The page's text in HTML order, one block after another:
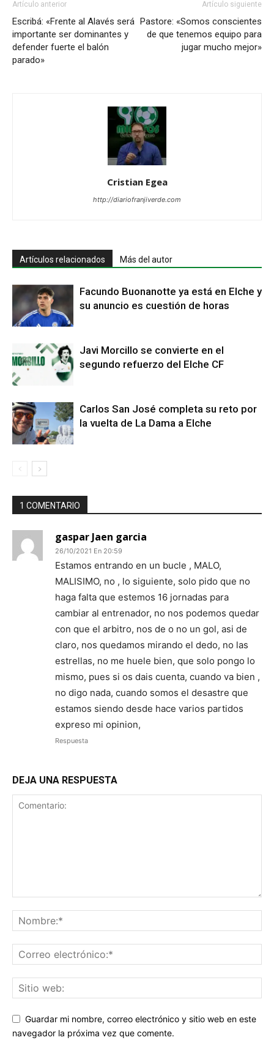
Artículo anterior
Escribá: «Frente al Alavés será
importante ser dominantes y
defender fuerte el balón
parado»
Artículo siguiente
Pastore: «Somos conscientes
de que tenemos equipo para
jugar mucho mejor»
Cristian Egea
http://diariofranjiverde.com
Artículos relacionados Más del autor
Facundo Buonanotte ya está en Elche y
su anuncio es cuestión de horas
Javi Morcillo se convierte en el
segundo refuerzo del Elche CF
Carlos San José completa su reto por
la vuelta de La Dama a Elche
1 COMENTARIO
gaspar Jaen garcia
26/10/2021 En 20:59
Estamos entrando en un bucle , MALO,
MALISIMO, no , lo siguiente, solo pido que no
haga falta que estemos 16 jornadas para
cambiar al entrenador, no nos podemos quedar
con que el arbitro, nos de o no un gol, asi de
claro, nos quedamos mirando el dedo, no las
estrellas, no me huele bien, que solo pongo lo
mismo, pues si os dais cuenta, cuando va bien ,
no digo nada, cuando somos el desastre que
estamos siendo desde hace varios partidos
expreso mi opinion,
Respuesta
DEJA UNA RESPUESTA
Guardar mi nombre, correo electrónico y sitio web en este
navegador la próxima vez que comente.